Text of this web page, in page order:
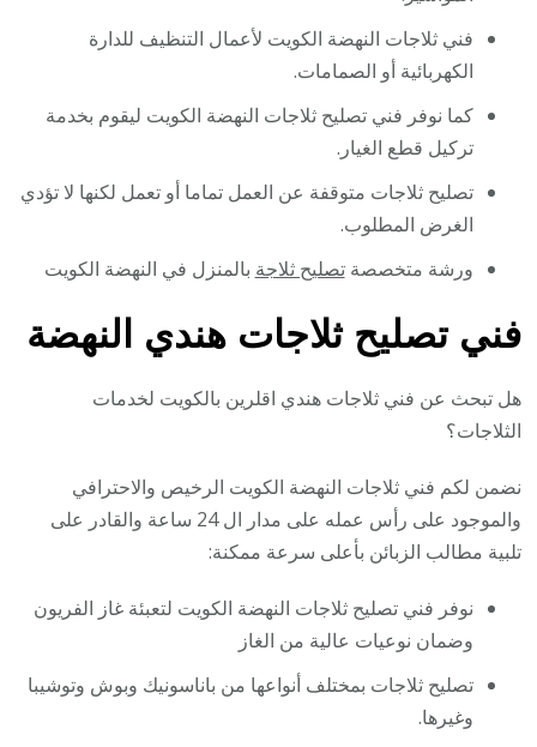
فني ثلاجات النهضة الكويت لأعمال التنظيف للدارة
الكهربائية أو الصمامات.
كما نوفر فني تصليح ثلاجات النهضة الكويت ليقوم بخدمة
تركيل قطع الغيار.
تصليح ثلاجات متوقفة عن العمل تماما أو تعمل لكنها لا تؤدي
الغرض المطلوب.
ورشة متخصصةتصليح ثلاجة بالمنزل في النهضة الكويت
فني تصليح ثلاجات هندي النهضة
هل تبحث عن فني ثلاجات هندي اقلرين بالكويت لخدمات
الثلاجات؟
نضمن لكم فني ثلاجات النهضة الكويت الرخيص والاحترافي
والموجود على رأس عمله على مدار ال 24 ساعة والقادر على
تلبية مطالب الزبائن بأعلى سرعة ممكنة:
نوفر فني تصليح ثلاجات النهضة الكويت لتعبئة غاز الفريون
وضمان نوعيات عالية من الغاز
تصليح ثلاجات بمختلف أنواعها من باناسونيك وبوش وتوشيبا
وغيرها.